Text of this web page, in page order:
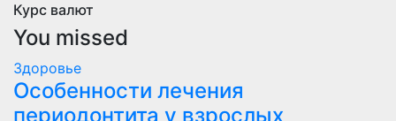
Курс валют
You missed
Здоровье
Особенности лечения
периодонтита у взрослых